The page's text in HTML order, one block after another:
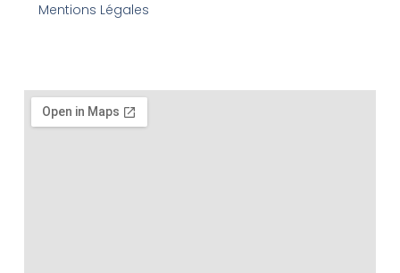
Mentions Légales